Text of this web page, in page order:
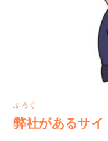
ぶろぐ
弊社があるサイ